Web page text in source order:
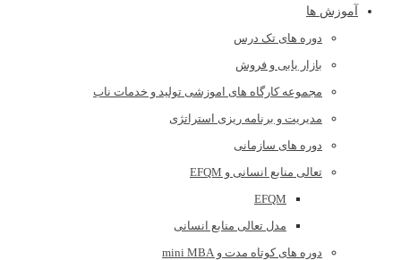
آموزش ها
دوره های تک درس
بازار یابی و فروش
مجموعه کارگاه های اموزشی تولید و خدمات ناب
مدیریت و برنامه ریزی استراتژی
دوره های سازمانی
تعالی منابع انسانی و EFQM
EFQM
مدل تعالی منابع انسانی
دوره های کوتاه مدت و mini MBA